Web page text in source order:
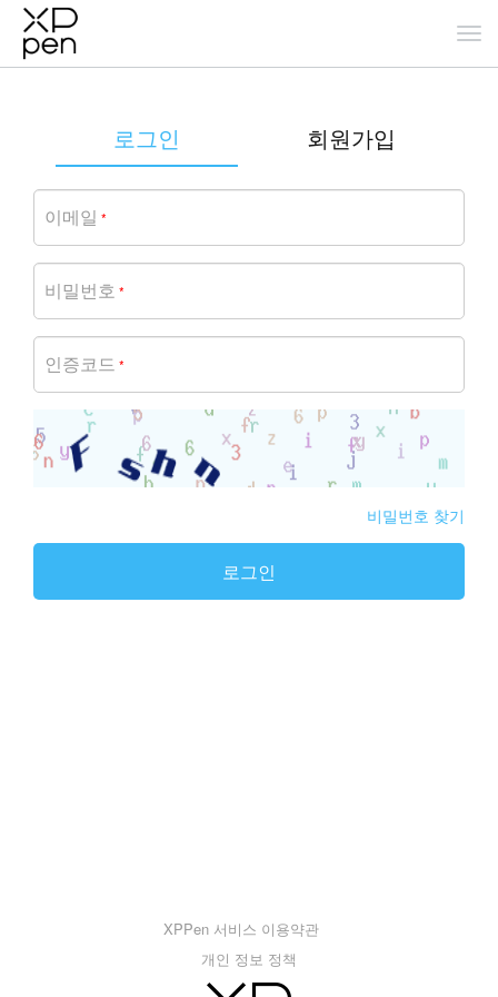
로그인 회원가입
이메일 *
비밀번호 *
인증코드 *
비밀번호 찾기
로그인
XPPen 서비스 이용약관
개인 정보 정책